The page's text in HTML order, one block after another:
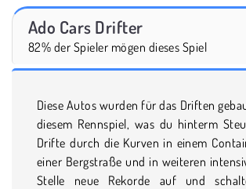
Ado Cars Drifter
82% der Spieler mögen dieses Spiel
Diese Autos wurden für das Driften
diesem Rennspiel, was du hinterm
Drifte durch die Kurven in einem
einer Bergstraße und in weiteren
Stelle neue Rekorde auf und